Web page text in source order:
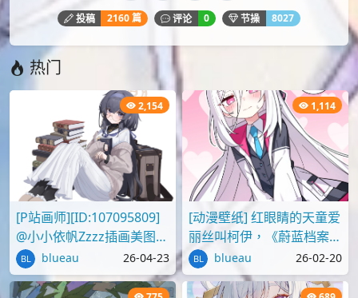
热门
[P站画师][ID:107095809]
@小小依帆Zzzz插画美图作
品推荐blueau 26-04-23
1,114
[动漫壁纸] 红眼睛的天童爱
丽丝叫柯伊，《蔚蓝档案》
壁纸图片分享
blueau 26-02-20
775 689